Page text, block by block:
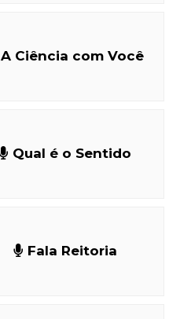
A Ciência com Você
Qual é o Sentido
Fala Reitoria